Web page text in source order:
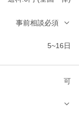
事前相談必須
5~16日
可